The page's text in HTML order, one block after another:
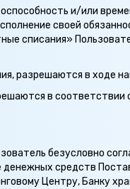
и/или
своей
списания»
разрешаются в ходе
в соответствии
безусловно
средств
Центру, Банку